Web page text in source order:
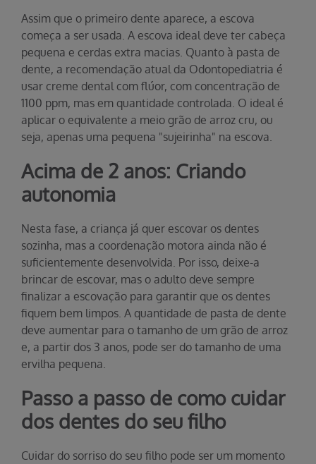
Assim que o primeiro dente aparece, a escova
começa a ser usada. A escova ideal deve ter cabeça
pequena e cerdas extra macias. Quanto à pasta de
dente, a recomendação atual da Odontopediatria é
usar creme dental com flúor, com concentração de
1100 ppm, mas em quantidade controlada. O ideal é
aplicar o equivalente a meio grão de arroz cru, ou
seja, apenas uma pequena "sujeirinha" na escova.
Acima de 2 anos: Criando
autonomia
Nesta fase, a criança já quer escovar os dentes
sozinha, mas a coordenação motora ainda não é
suficientemente desenvolvida. Por isso, deixe-a
brincar de escovar, mas o adulto deve sempre
finalizar a escovação para garantir que os dentes
fiquem bem limpos. A quantidade de pasta de dente
deve aumentar para o tamanho de um grão de arroz
e, a partir dos 3 anos, pode ser do tamanho de uma
ervilha pequena.
Passo a passo de como cuidar
dos dentes do seu filho
Cuidar do sorriso do seu filho pode ser um momento